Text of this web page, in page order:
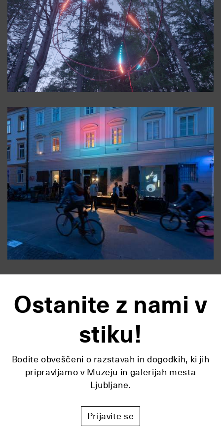
Ostanite z nami v
stiku!
Bodite obveščeni o razstavah in dogodkih, ki jih
pripravljamo v Muzeju in galerijah mesta
Ljubljane.
Prijavite se